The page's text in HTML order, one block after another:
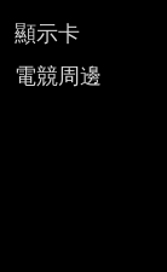
顯示卡
電競周邊